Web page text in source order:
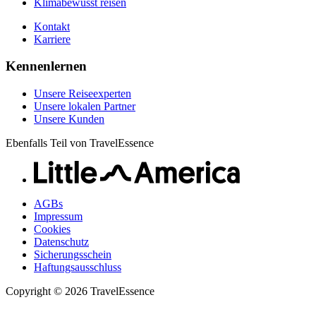
Kontakt
Karriere
Kennenlernen
Unsere Reiseexperten
Unsere lokalen Partner
Unsere Kunden
Ebenfalls Teil von TravelEssence
AGBs
Impressum
Cookies
Datenschutz
Sicherungsschein
Haftungsausschluss
Copyright © 2026 TravelEssence